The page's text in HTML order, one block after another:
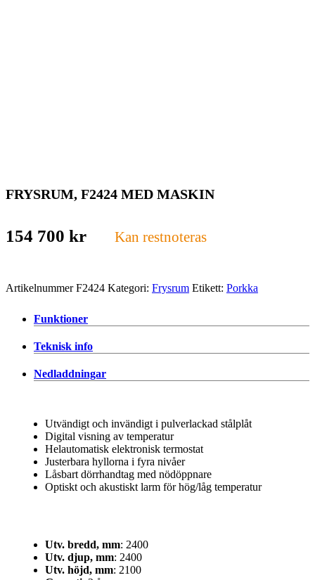
FRYSRUM, F2424 MED MASKIN
154 700 kr Kan restnoteras
ArtikelnummerF2424 Kategori: Frysrum Etikett: Porkka
Funktioner
Teknisk info
Nedladdningar
Utvändigt och invändigt i pulverlackad stålplåt
Digital visning av temperatur
Helautomatisk elektronisk termostat
Justerbara hyllorna i fyra nivåer
Låsbart dörrhandtag med nödöppnare
Optiskt och akustiskt larm för hög/låg temperatur
Utv. bredd, mm: 2400
Utv. djup, mm: 2400
Utv. höjd, mm: 2100